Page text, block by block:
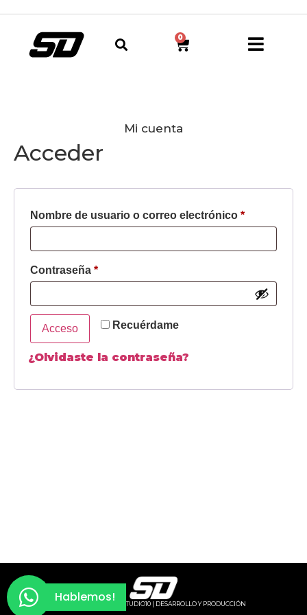
0
Mi cuenta
Acceder
Nombre de usuario o correo electrónico *
Contraseña *
Recuérdame
Acceso
¿Olvidaste la contraseña?
STUDIO10 | DESARROLLO Y PRODUCCIÓN
Hablemos!